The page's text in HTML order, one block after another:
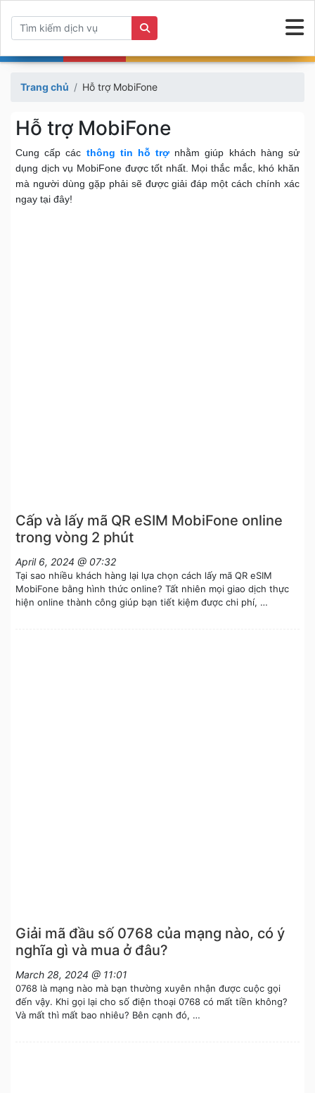
Trang chủ Hỗ trợ MobiFone
Hỗ trợ MobiFone
Cung cấp các thông tin hỗ trợ nhằm giúp khách hàng sử
dụng dịch vụ MobiFone được tốt nhất. Mọi thắc mắc, khó khăn
mà người dùng gặp phải sẽ được giải đáp một cách chính xác
ngay tại đây!
Cấp và lấy mã QR eSIM MobiFone online
trong vòng 2 phút
April 6, 2024 @ 07:32
Tại sao nhiều khách hàng lại lựa chọn cách lấy mã QR eSIM
MobiFone bằng hình thức online? Tất nhiên mọi giao dịch thực
hiện online thành công giúp bạn tiết kiệm được chi phí, …
Giải mã đầu số 0768 của mạng nào, có ý
nghĩa gì và mua ở đâu?
March 28, 2024 @ 11:01
0768 là mạng nào mà bạn thường xuyên nhận được cuộc gọi
đến vậy. Khi gọi lại cho số điện thoại 0768 có mất tiền không?
Và mất thì mất bao nhiêu? Bên cạnh đó, …